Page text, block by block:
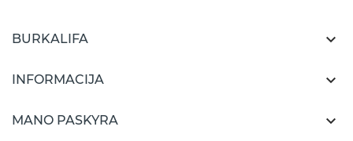
BURKALIFA 
INFORMACIJA 
MANO PASKYRA 